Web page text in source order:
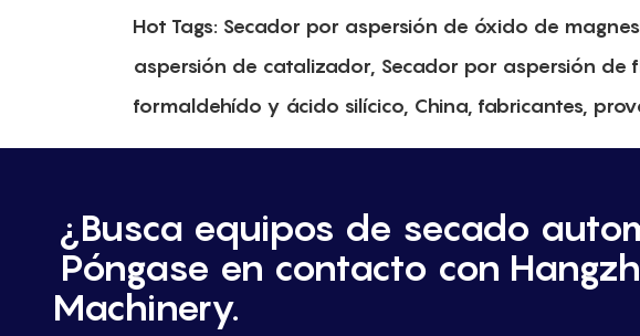
Hot Tags: Secador por aspersión de óxido de
aspersión de catalizador, Secador por aspersión
formaldehído y ácido silícico, China, fabricantes,
¿Busca equipos de secado
Póngase en contacto con
Machinery.